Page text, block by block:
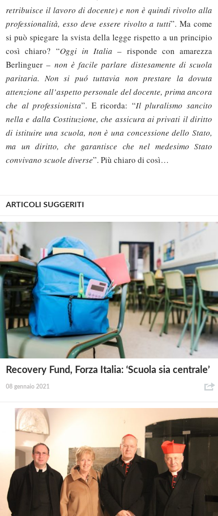
retribuisce il lavoro di docente) e non è quindi rivolto alla
professionalità, esso deve essere rivolto a tutti”. Ma come
si può spiegare la svista della legge rispetto a un principio
così chiaro? “Oggi in Italia – risponde con amarezza
Berlinguer – non è facile parlare distesamente di scuola
paritaria. Non si puó tuttavia non prestare la dovuta
attenzione all’aspetto personale del docente, prima ancora
che al professionista”. E ricorda: “Il pluralismo sancito
nella e dalla Costituzione, che assicura ai privati il diritto
di istituire una scuola, non è una concessione dello Stato,
ma un diritto, che garantisce che nel medesimo Stato
convivano scuole diverse”. Più chiaro di così…
ARTICOLI SUGGERITI
Recovery Fund, Forza Italia: ‘Scuola sia centrale’
08 gennaio 2021